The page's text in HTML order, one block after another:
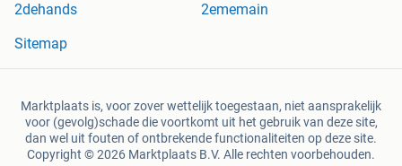
2dehands
2ememain
Sitemap
Marktplaats is, voor zover wettelijk toegestaan, niet aansprakelijk
voor (gevolg)schade die voortkomt uit het gebruik van deze site,
dan wel uit fouten of ontbrekende functionaliteiten op deze site.
Copyright © 2026 Marktplaats B.V. Alle rechten voorbehouden.